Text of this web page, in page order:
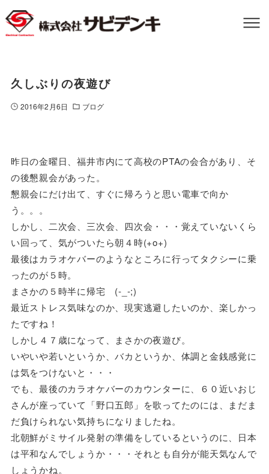
久しぶりの夜遊び
2016年2月6日 ブログ
昨日の金曜日、福井市内にて高校のPTAの会合があり、そ
の後懇親会があった。
懇親会にだけ出て、すぐに帰ろうと思い電車で向か
う。。。
しかし、二次会、三次会、四次会・・・覚えていないくら
い回って、気がついたら朝４時(+o+)
最後はカラオケバーのようなところに行ってタクシーに乗
ったのが５時。
まさかの５時半に帰宅 (-_-;)
最近ストレス気味なのか、現実逃避したいのか、楽しかっ
たですね！
しかし４７歳になって、まさかの夜遊び。
いやいや若いというか、バカというか、体調と金銭感覚に
は気をつけないと・・・
でも、最後のカラオケバーのカウンターに、６０近いおじ
さんが座っていて「野口五郎」を歌ってたのには、まだま
だ負けられない気持ちになりましたね。
北朝鮮がミサイル発射の準備をしているというのに、日本
は平和なんでしょうか・・・それとも自分が能天気なんで
しょうかね。